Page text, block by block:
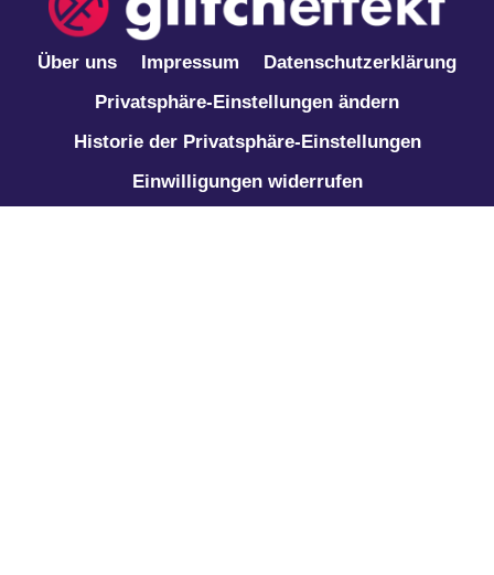
Über uns Impressum
Datenschutzerklärung
Privatsphäre-Einstellungen ändern
Historie der Privatsphäre-Einstellungen
Einwilligungen widerrufen